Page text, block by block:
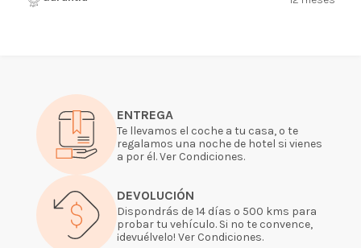
ENTREGA
Te llevamos el coche a tu casa, o te
regalamos una noche de hotel si vienes
a por él. Ver Condiciones.
DEVOLUCIÓN
Dispondrás de 14 días o 500 kms para
probar tu vehículo. Si no te convence,
¡devuélvelo! Ver Condiciones.